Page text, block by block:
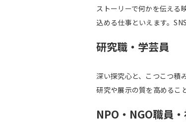
ストーリーで何かを伝える
込める仕事といえます。
研究職・学芸員
深い探究心と、こつこつ積
研究や展示の質を高めるこ
NPO・NGO職員